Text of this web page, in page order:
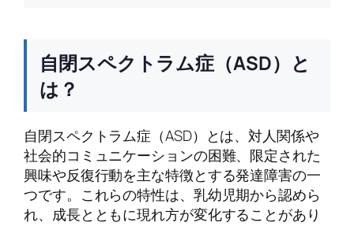
自閉スペクトラム症（ASD）と
は？
自閉スペクトラム症（ASD）とは、対人関係や
社会的コミュニケーションの困難、限定された
興味や反復行動を主な特徴とする発達障害の一
つです。これらの特性は、乳幼児期から認めら
れ、成長とともに現れ方が変化することがあり